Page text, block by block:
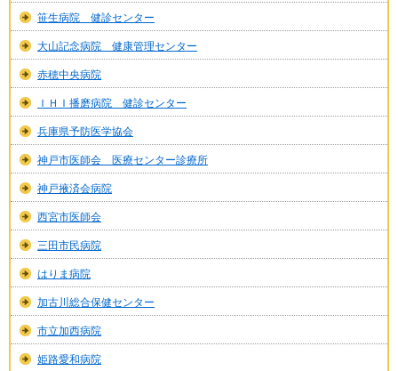
笹生病院 健診センター
大山記念病院 健康管理センター
赤穂中央病院
ＩＨＩ播磨病院 健診センター
兵庫県予防医学協会
神戸市医師会 医療センター診療所
神戸掖済会病院
西宮市医師会
三田市民病院
はりま病院
加古川総合保健センター
市立加西病院
姫路愛和病院